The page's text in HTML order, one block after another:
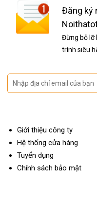
Đăng ký
Đừng bỏ lỡ
trình siêu
Giới thiệu công ty
Hệ thống cửa hàng
Tuyển dụng
Chính sách bảo mật